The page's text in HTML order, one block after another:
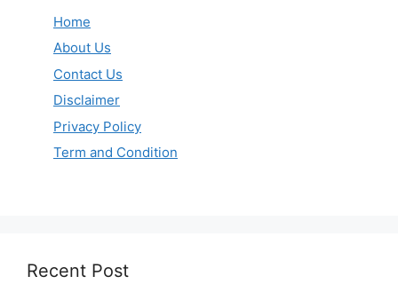
Home
About Us
Contact Us
Disclaimer
Privacy Policy
Term and Condition
Recent Post